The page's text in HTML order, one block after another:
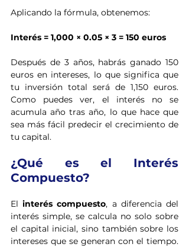
Aplicando la fórmula, obtenemos:
Interés = 1,000 × 0.05 × 3 = 150 euros
Después de 3 años, habrás ganado 150
euros en intereses, lo que significa que
tu inversión total será de 1,150 euros.
Como puedes ver, el interés no se
acumula año tras año, lo que hace que
sea más fácil predecir el crecimiento de
tu capital.
¿Qué es el Interés
Compuesto?
El interés compuesto, a diferencia del
interés simple, se calcula no solo sobre
el capital inicial, sino también sobre los
intereses que se generan con el tiempo.